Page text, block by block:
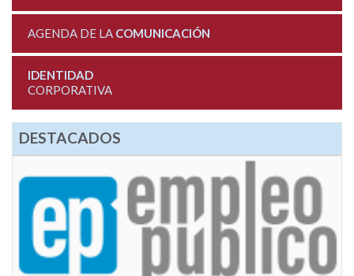
AGENDA DE LA COMUNICACIÓN
IDENTIDAD
CORPORATIVA
DESTACADOS